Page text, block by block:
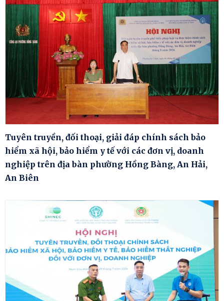
Tuyên truyền, đối thoại, giải đáp chính sách bảo
hiểm xã hội, bảo hiểm y tế với các đơn vị, doanh
nghiệp trên địa bàn phường Hồng Bàng, An Hải,
An Biên